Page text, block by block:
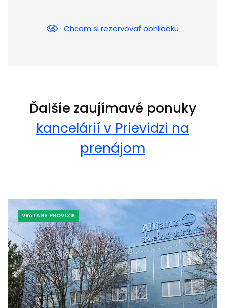
Chcem si rezervovať obhliadku
Ďalšie zaujímavé ponuky
kancelárií v Prievidzi na
prenájom
VRÁTANE PROVÍZIE